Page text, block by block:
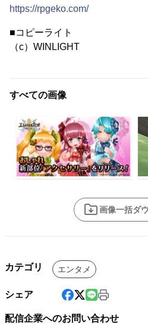
https://rpgeko.com/
■コピーライト
（c）WINLIGHT
すべての画像
画像一括ダ
カテゴリ エンタメ
シェア
配信企業へのお問い合わせ